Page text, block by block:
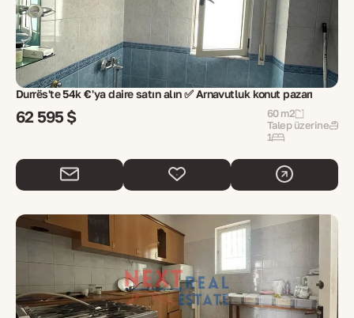
Durrës'te 54k €'ya daire satın alın ✅ Arnavutluk konut pazarı
62 595 $
60 m2
Talep üzerine
1